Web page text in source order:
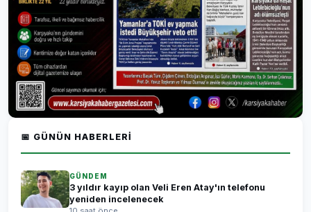
📅 GÜNÜN HABERLERI
GÜNDEM
3 yıldır kayıp olan Veli Eren Atay'ın telefonu
yeniden incelenecek